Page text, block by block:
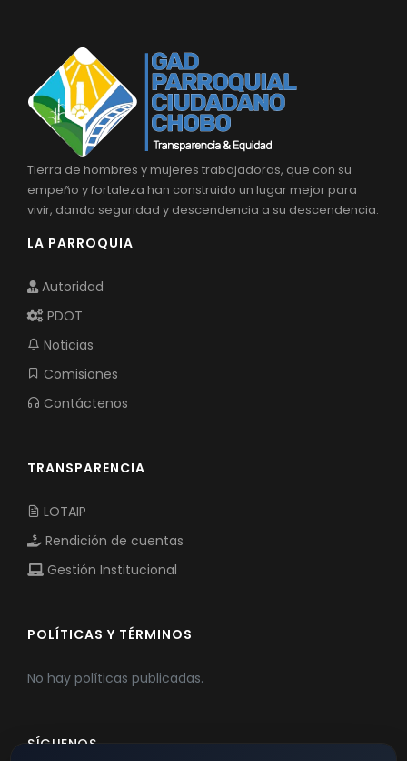
Tierra de hombres y mujeres trabajadoras, que con su
empeño y fortaleza han construido un lugar mejor para
vivir, dando seguridad y descendencia a su descendencia.
LA PARROQUIA
Autoridad
PDOT
Noticias
Comisiones
Contáctenos
TRANSPARENCIA
LOTAIP
Rendición de cuentas
Gestión Institucional
POLÍTICAS Y TÉRMINOS
No hay políticas publicadas.
SÍGUENOS